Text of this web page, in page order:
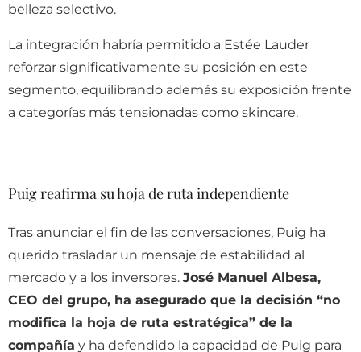
belleza selectivo.
La integración habría permitido a Estée Lauder
reforzar significativamente su posición en este
segmento, equilibrando además su exposición frente
a categorías más tensionadas como skincare.
Puig reafirma su hoja de ruta independiente
Tras anunciar el fin de las conversaciones, Puig ha
querido trasladar un mensaje de estabilidad al
mercado y a los inversores. José Manuel Albesa,
CEO del grupo, ha asegurado que la decisión “no
modifica la hoja de ruta estratégica” de la
compañía y ha defendido la capacidad de Puig para